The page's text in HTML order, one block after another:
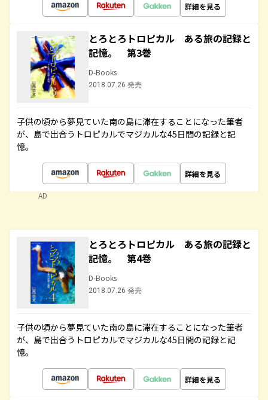
詳細を見る
とろとろトロピカル ある旅の記録と
記憶。 第3巻
D-Books
2018.07.26 発売
子供の頃から夢見ていた南の島に滞在することになった筆者
が、島で出合うトロピカルでマジカルな45日間の記録と記
憶。
詳細を見る
AD
とろとろトロピカル ある旅の記録と
記憶。 第4巻
D-Books
2018.07.26 発売
子供の頃から夢見ていた南の島に滞在することになった筆者
が、島で出合うトロピカルでマジカルな45日間の記録と記
憶。
詳細を見る